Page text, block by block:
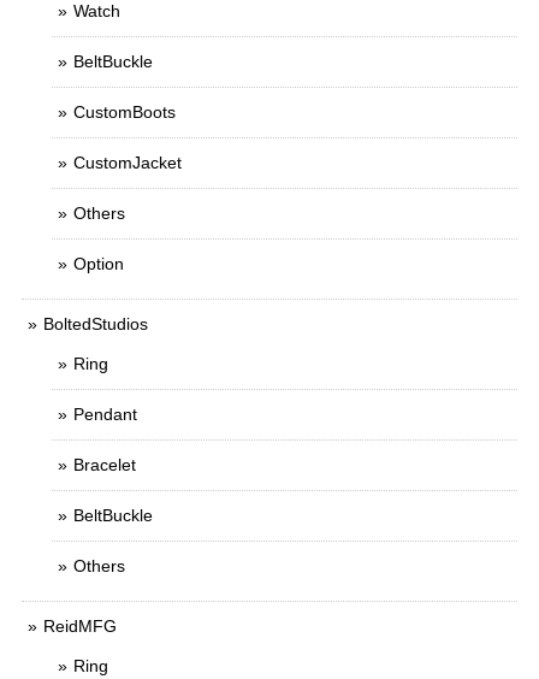
Watch
BeltBuckle
CustomBoots
CustomJacket
Others
Option
BoltedStudios
Ring
Pendant
Bracelet
BeltBuckle
Others
ReidMFG
Ring